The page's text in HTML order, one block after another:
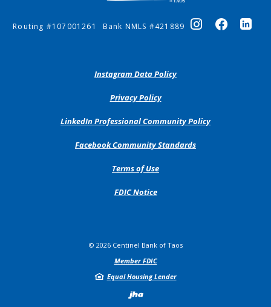
Routing #107001261 Bank NMLS #421889
Instagram Data Policy(Opens
Window)
Privacy Policy(Opens
a
Window)
LinkedIn Professional Community Policy(Opens
Facebook Community Standards(Opens
Terms of Use
FDIC Notice
© 2026Centinel Bank of Taos
Member FDIC
Equal Housing Lender
Created by Jack